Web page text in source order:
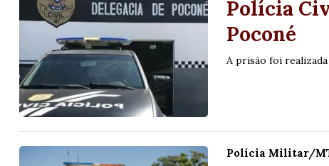
Polícia
Poconé
A prisão foi
Polícia Militar/